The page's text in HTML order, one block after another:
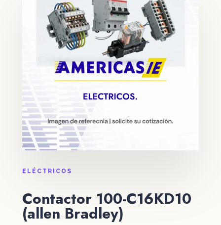
ELÉCTRICOS
Contactor 100-C16KD10
(allen Bradley)